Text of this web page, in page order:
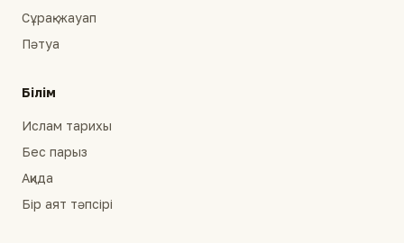
Сұрақ-жауап
Пәтуа
Білім
Ислам тарихы
Бес парыз
Ақида
Бір аят тәпсірі